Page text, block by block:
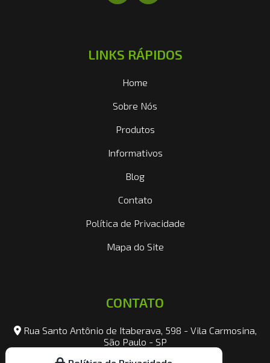
LINKS RÁPIDOS
Home
Sobre Nós
Produtos
Informativos
Blog
Contato
Política de Privacidade
Mapa do Site
CONTATO
Rua Santo Antônio de Itaberava, 598 - Vila Carmosina,
São Paulo - SP